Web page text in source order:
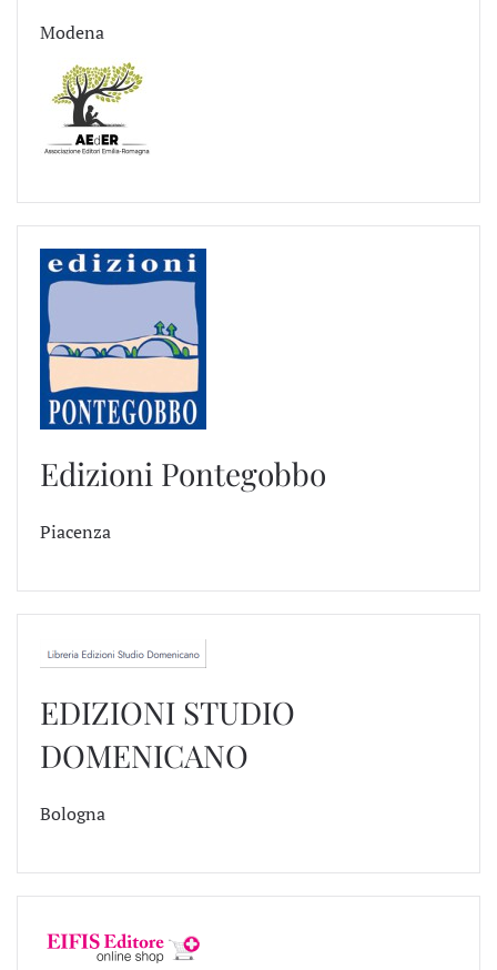
Modena
Edizioni Pontegobbo
Piacenza
EDIZIONI STUDIO
DOMENICANO
Bologna